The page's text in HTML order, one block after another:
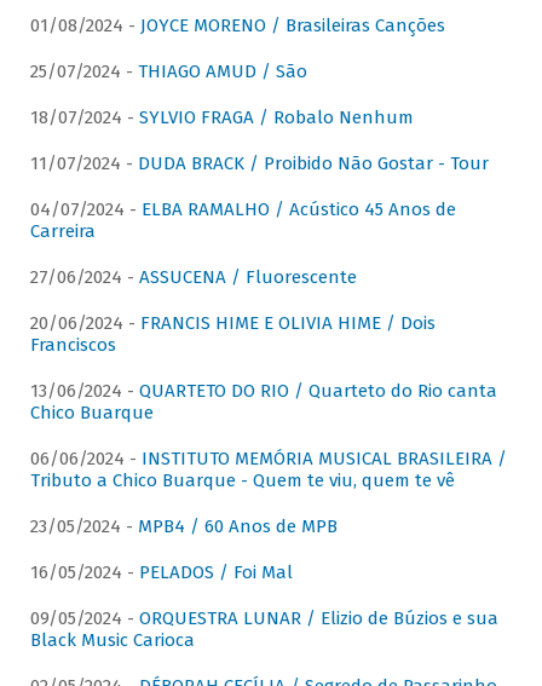
01/08/2024 - JOYCE MORENO / Brasileiras Canções
25/07/2024 - THIAGO AMUD / São
18/07/2024 - SYLVIO FRAGA / Robalo Nenhum
11/07/2024 - DUDA BRACK / Proibido Não Gostar - Tour
04/07/2024 - ELBA RAMALHO / Acústico 45 Anos de
Carreira
27/06/2024 - ASSUCENA / Fluorescente
20/06/2024 - FRANCIS HIME E OLIVIA HIME / Dois
Franciscos
13/06/2024 - QUARTETO DO RIO / Quarteto do Rio canta
Chico Buarque
06/06/2024 - INSTITUTO MEMÓRIA MUSICAL BRASILEIRA /
Tributo a Chico Buarque - Quem te viu, quem te vê
23/05/2024 - MPB4 / 60 Anos de MPB
16/05/2024 - PELADOS / Foi Mal
09/05/2024 - ORQUESTRA LUNAR / Elizio de Búzios e sua
Black Music Carioca